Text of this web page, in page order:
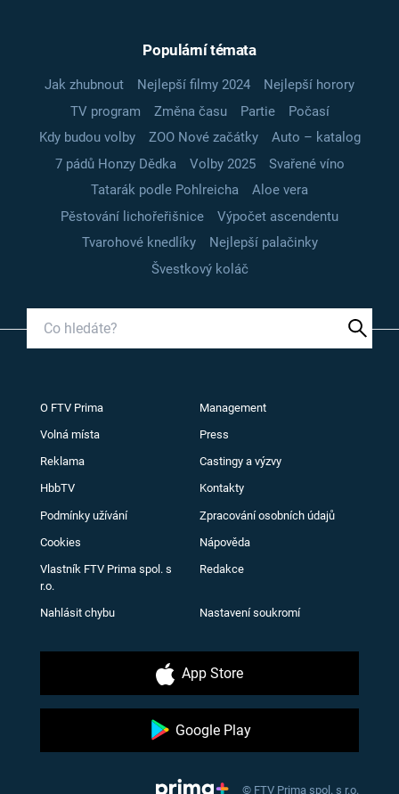
Populární témata
Jak zhubnout Nejlepší filmy 2024
Nejlepší horory
TV program
Změna času Partie
Počasí
Kdy budou volby
ZOO Nové začátky
Auto – katalog
7 pádů Honzy Dědka
Volby 2025
Svařené víno
Tatarák podle Pohlreicha
Aloe vera
Pěstování lichořeřišnice
Výpočet ascendentu
Tvarohové knedlíky
Nejlepší palačinky
Švestkový koláč
O FTV Prima Management
Volná místa Press
Reklama Castingy a výzvy
HbbTV Kontakty
Podmínky užívání Zpracování osobních údajů
Cookies Nápověda
Vlastník FTV Prima spol. s
r.o.
Redakce
Nahlásit chybu Nastavení soukromí
App Store
Google Play
© FTV Prima spol. s r.o.